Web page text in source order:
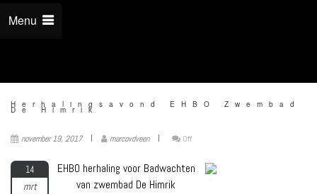
Menu
Herhalingsavond EHBO Zwembad
De Himrik
november 19, 2017 marcovdveen Off
14
mrt
EHBO herhaling voor Badwachten
van zwembad De Himrik